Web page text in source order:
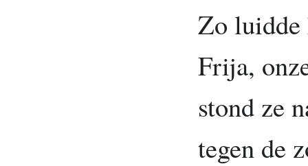
Zo luidde
Frija,
stond ze
tegen de